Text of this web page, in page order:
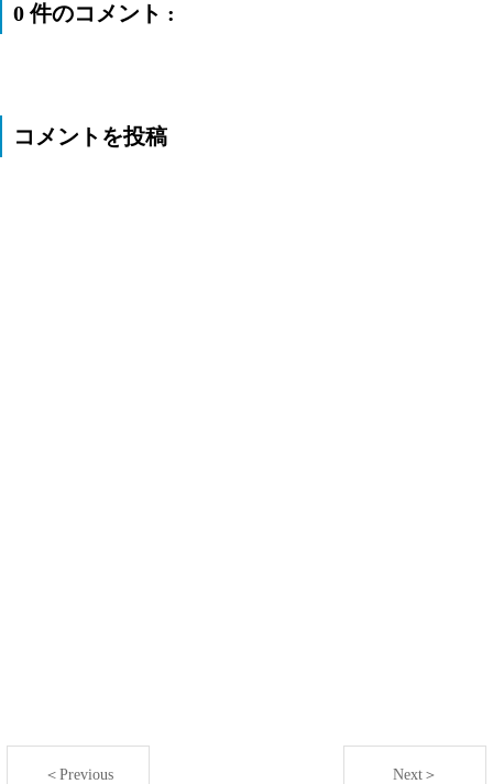
0 件のコメント :
コメントを投稿
＜Previous Next＞